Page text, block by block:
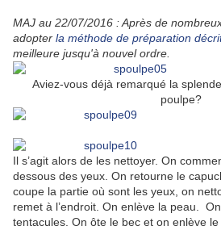
MAJ au 22/07/2016 : Après de
adopter la méthode de préparation
meilleure jusqu'à nouvel ordre.
Aviez-vous déjà remarqué la
poulpe?
Il s’agit alors de les nettoyer. On
dessous des yeux. On retourne le
coupe la partie où sont les yeux, on
remet à l’endroit. On enlève la peau.
tentacules. On ôte le bec et on enlève